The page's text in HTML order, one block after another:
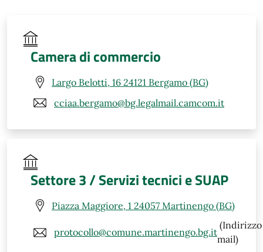
Camera di commercio
Largo Belotti, 16 24121 Bergamo (BG)
cciaa.bergamo@bg.legalmail.camcom.it
Settore 3 / Servizi tecnici e SUAP
Piazza Maggiore, 1 24057 Martinengo (BG)
protocollo@comune.martinengo.bg.it
(Indirizzo
mail)